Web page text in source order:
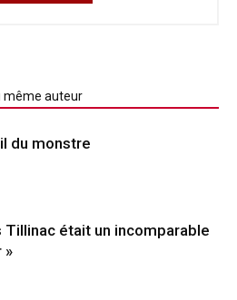
même auteur
du monstre
Tillinac était un incomparable
»